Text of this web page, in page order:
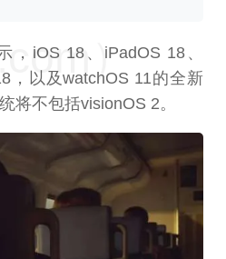
，iOS 18、iPadOS 18、
，以及watchOS 11的全新
将不包括visionOS 2。
）